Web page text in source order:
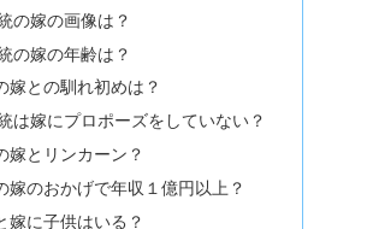
の嫁の画像は？
の嫁の年齢は？
嫁との馴れ初めは？
は嫁にプロポーズをしていない？
嫁とリンカーン？
嫁のおかげで年収１億円以上？
嫁に子供はいる？